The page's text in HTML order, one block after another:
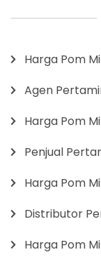
Harga Pom
Agen
Harga Pom
Penjual
Harga Pom
Distributor
Harga Pom